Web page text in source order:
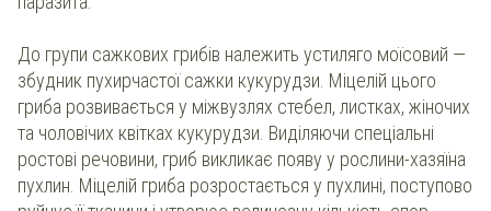
До групи сажкових грибів належить устиляго моїсовий —
збудник пухирчастої сажки кукурудзи. Міцелій цього
гриба розвивається у міжвузлях стебел, листках, жіночих
та чоловічих квітках кукурудзи. Виділяючи спеціальні
ростові речовини, гриб викликає появу у рослини-хазяїна
пухлин. Міцелій гриба розростається у пухлині, поступово